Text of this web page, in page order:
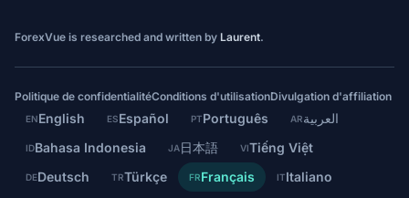
ForexVue is researched and written by Laurent.
Politique de confidentialitéConditions d'utilisationDivulgation d'affiliation
ENEnglish ESEspañol PTPortuguês ARالعربية
IDBahasa Indonesia JA日本語 VITiếng Việt
DEDeutsch TRTürkçe FRFrançais ITItaliano